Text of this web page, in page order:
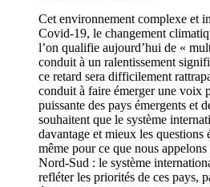
Cet environnement complexe et
Covid-19, le changement
l’on qualifie aujourd’hui de «
conduit à un ralentissement
ce retard sera difficilement
conduit à faire émerger une voix
puissante des pays émergents et
souhaitent que le système
davantage et mieux les questions
même pour ce que nous
Nord-Sud : le système
refléter les priorités de ces pays,